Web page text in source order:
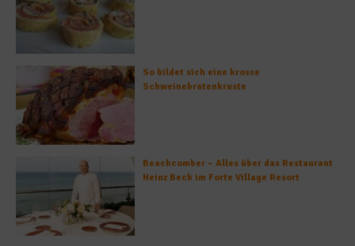
So bildet sich eine krosse
Schweinebratenkruste
Beachcomber – Alles über das Restaurant
Heinz Beck im Forte Village Resort